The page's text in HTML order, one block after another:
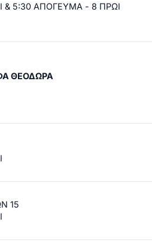
& 5:30 ΑΠΟΓΕΥΜΑ - 8 ΠΡΩΙ
ΘΕΟΔΩΡΑ
15